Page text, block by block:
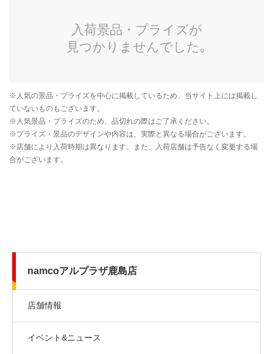
namcoアルプラザ鹿島店
店舗情報
イベント&ニュース